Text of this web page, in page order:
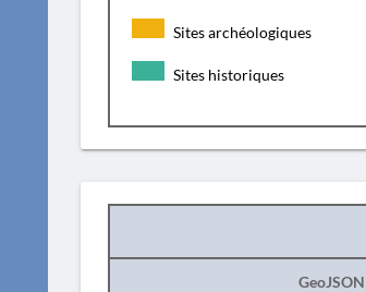
Sites archéologiques
Sites historiques
GeoJSON